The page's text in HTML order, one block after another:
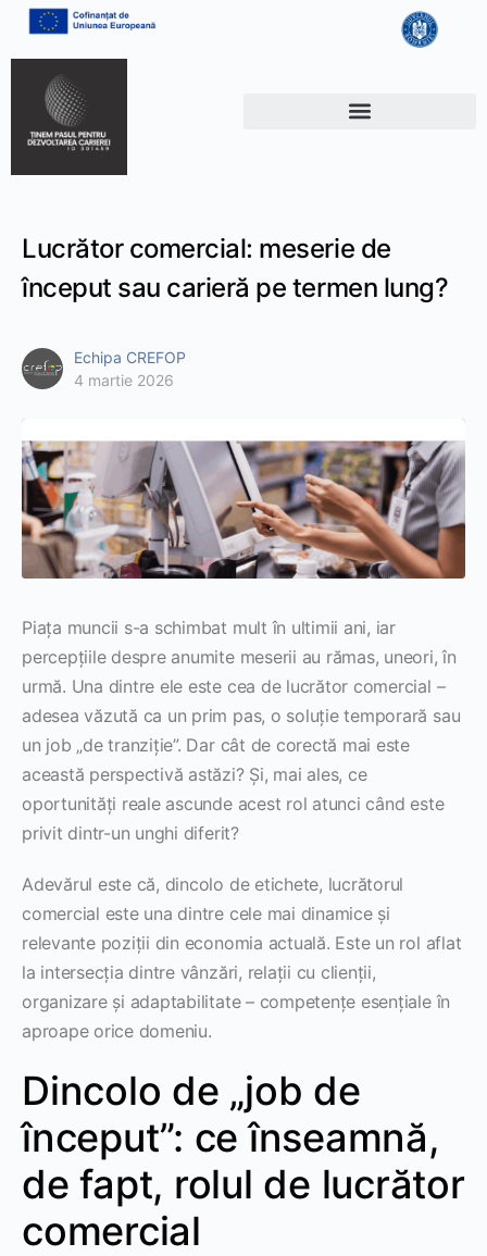
Lucrător comercial: meserie de
început sau carieră pe termen lung?
Echipa CREFOP
4 martie 2026
Piața muncii s-a schimbat mult în ultimii ani, iar
percepțiile despre anumite meserii au rămas, uneori, în
urmă. Una dintre ele este cea de lucrător comercial –
adesea văzută ca un prim pas, o soluție temporară sau
un job „de tranziție”. Dar cât de corectă mai este
această perspectivă astăzi? Și, mai ales, ce
oportunități reale ascunde acest rol atunci când este
privit dintr-un unghi diferit?
Adevărul este că, dincolo de etichete, lucrătorul
comercial este una dintre cele mai dinamice și
relevante poziții din economia actuală. Este un rol aflat
la intersecția dintre vânzări, relații cu clienții,
organizare și adaptabilitate – competențe esențiale în
aproape orice domeniu.
Dincolo de „job de
început”: ce înseamnă,
de fapt, rolul de lucrător
comercial